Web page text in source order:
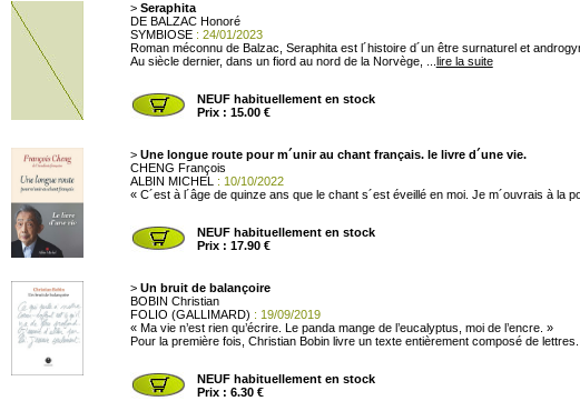
> Seraphita
DE BALZAC Honoré
SYMBIOSE: 24/01/2023
Roman méconnu de Balzac, Seraphita est l´histoire d´un être surnaturel et
Au siècle dernier, dans un fiord au nord de la Norvège, ... lire la suite
NEUF habituellement en stock
Prix : 15.00 €
> Une longue route pour m´unir au chant français. le livre d´une vie.
CHENG François
ALBIN MICHEL
: 10/10/2022
« C´est à l´âge de quinze ans que le chant s´est éveillé en moi. Je m´ouvrais à
NEUF habituellement en stock
Prix : 17.90 €
> Un bruit de balançoire
BOBIN Christian
FOLIO (GALLIMARD) : 19/09/2019
« Ma vie n’est rien qu’écrire. Le panda mange de l’eucalyptus, moi de l’encre. »
Pour la première fois, Christian Bobin livre un texte entièrement composé de
NEUF habituellement en stock
Prix : 6.30 €